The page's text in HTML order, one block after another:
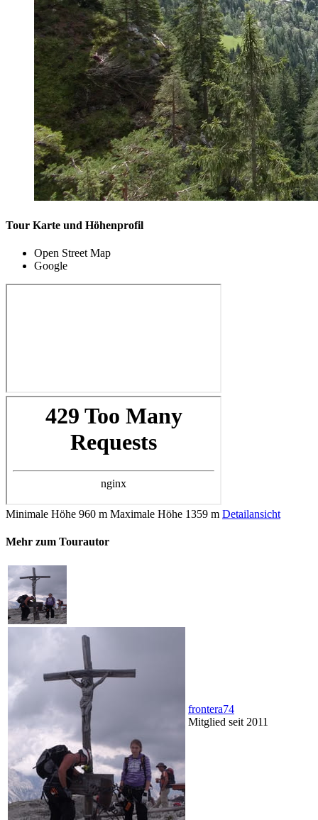
Tour Karte und Höhenprofil
Open Street Map
Google
Minimale Höhe 960 m Maximale Höhe 1359 m Detailansicht
Mehr zum Tourautor
frontera74
Mitglied seit 2011